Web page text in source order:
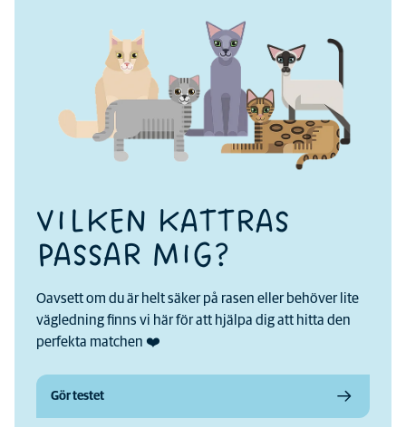
VILKEN KATTRAS
PASSAR MIG?
Oavsett om du är helt säker på rasen eller behöver lite
vägledning finns vi här för att hjälpa dig att hitta den
perfekta matchen ❤️
Gör testet